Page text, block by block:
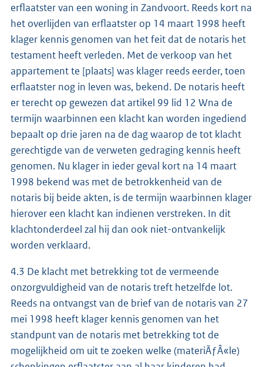
erflaatster van een woning in Zandvoort. Reeds kort na
het overlijden van erflaatster op 14 maart 1998 heeft
klager kennis genomen van het feit dat de notaris het
testament heeft verleden. Met de verkoop van het
appartement te [plaats] was klager reeds eerder, toen
erflaatster nog in leven was, bekend. De notaris heeft
er terecht op gewezen dat artikel 99 lid 12 Wna de
termijn waarbinnen een klacht kan worden ingediend
bepaalt op drie jaren na de dag waarop de tot klacht
gerechtigde van de verweten gedraging kennis heeft
genomen. Nu klager in ieder geval kort na 14 maart
1998 bekend was met de betrokkenheid van de
notaris bij beide akten, is de termijn waarbinnen klager
hierover een klacht kan indienen verstreken. In dit
klachtonderdeel zal hij dan ook niet-ontvankelijk
worden verklaard.
4.3 De klacht met betrekking tot de vermeende
onzorgvuldigheid van de notaris treft hetzelfde lot.
Reeds na ontvangst van de brief van de notaris van 27
mei 1998 heeft klager kennis genomen van het
standpunt van de notaris met betrekking tot de
mogelijkheid om uit te zoeken welke (materiÃƒÂ«le)